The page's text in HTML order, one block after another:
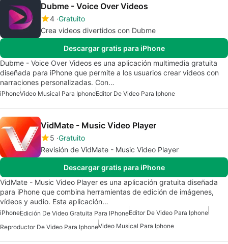
Dubme - Voice Over Videos
4 Gratuito
Crea videos divertidos con Dubme
Descargar gratis para iPhone
Dubme - Voice Over Videos es una aplicación multimedia gratuita
diseñada para iPhone que permite a los usuarios crear videos con
narraciones personalizadas. Con…
iPhoneVideo Musical Para IphoneEditor De Video Para Iphone
VidMate - Music Video Player
5 Gratuito
Revisión de VidMate - Music Video Player
Descargar gratis para iPhone
VidMate - Music Video Player es una aplicación gratuita diseñada
para iPhone que combina herramientas de edición de imágenes,
vídeos y audio. Esta aplicación…
iPhoneEdición De Video Gratuita Para IPhoneEditor De Video Para Iphone
Reproductor De Video Para IphoneVideo Musical Para Iphone